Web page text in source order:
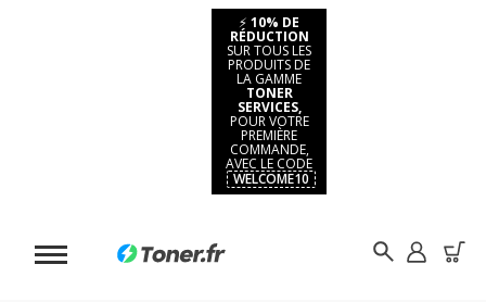
⚡ 10% DE
RÉDUCTION
SUR TOUS LES
PRODUITS DE
LA GAMME
TONER
SERVICES,
POUR VOTRE
PREMIÈRE
COMMANDE,
AVEC LE CODE
WELCOME10